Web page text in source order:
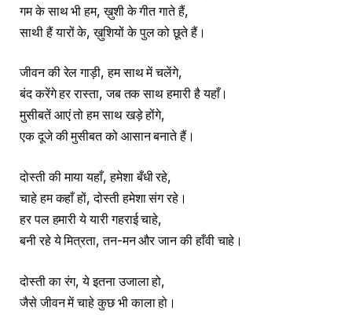
गम के साथ भी हम, ख़ुशी के गीत गाते हैं,
साथी हैं यारों के, ख़ुशियों के पुल को छूते हैं।
जीवन की रेल गाड़ी, हम साथ में चलेंगे,
बंद करेंगे हर रास्ता, जब तक साथ हमारी है यहाँ।
मुसीबतें आएं तो हम साथ खड़े होंगे,
एक दूजे की मुसीबत को आसान बनाते हैं।
दोस्ती की माया यहाँ, हमेशा बँधी रहे,
चाहे हम कहाँ हों, दोस्ती हमेशा संग रहे।
हर पल हमारी ये यारी गहराई चाहे,
बनी रहे ये मित्रता, तन-मन और जान की हाँवी चाहे।
दोस्ती का रंग, ये इतना उजाला हो,
जैसे जीवन में चाहे कुछ भी काला हो।